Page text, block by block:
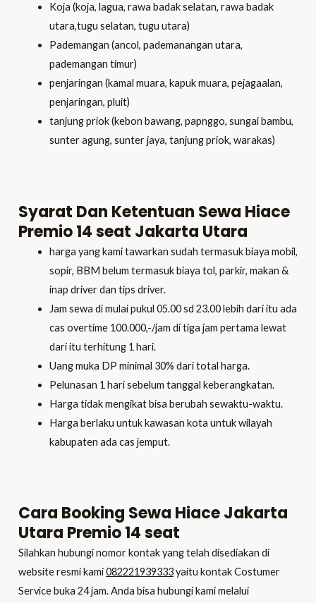
Koja (koja, lagua, rawa badak selatan, rawa badak
utara,tugu selatan, tugu utara)
Pademangan (ancol, pademanangan utara,
pademangan timur)
penjaringan (kamal muara, kapuk muara, pejagaalan,
penjaringan, pluit)
tanjung priok (kebon bawang, papnggo, sungai bambu,
sunter agung, sunter jaya, tanjung priok, warakas)
Syarat Dan Ketentuan Sewa Hiace
Premio 14 seat Jakarta Utara
harga yang kami tawarkan sudah termasuk biaya mobil,
sopir, BBM belum termasuk biaya tol, parkir, makan &
inap driver dan tips driver.
Jam sewa di mulai pukul 05.00 sd 23.00 lebih dari itu ada
cas overtime 100.000,-/jam di tiga jam pertama lewat
dari itu terhitung 1 hari.
Uang muka DP minimal 30% dari total harga.
Pelunasan 1 hari sebelum tanggal keberangkatan.
Harga tidak mengikat bisa berubah sewaktu-waktu.
Harga berlaku untuk kawasan kota untuk wilayah
kabupaten ada cas jemput.
Cara Booking Sewa Hiace Jakarta
Utara Premio 14 seat
Silahkan hubungi nomor kontak yang telah disediakan di
website resmi kami082221939333yaitu kontak Costumer
Service buka 24 jam. Anda bisa hubungi kami melalui